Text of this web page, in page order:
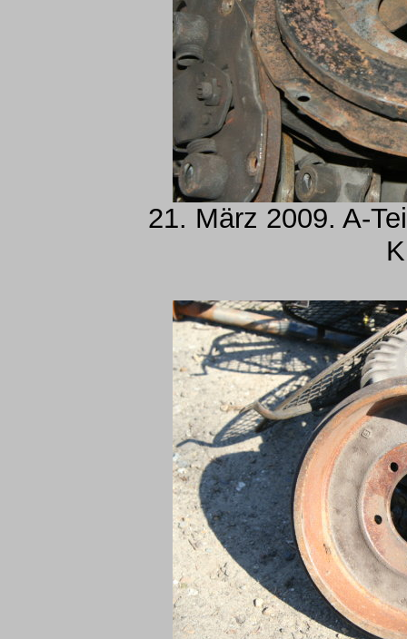
21. März 2009. A-